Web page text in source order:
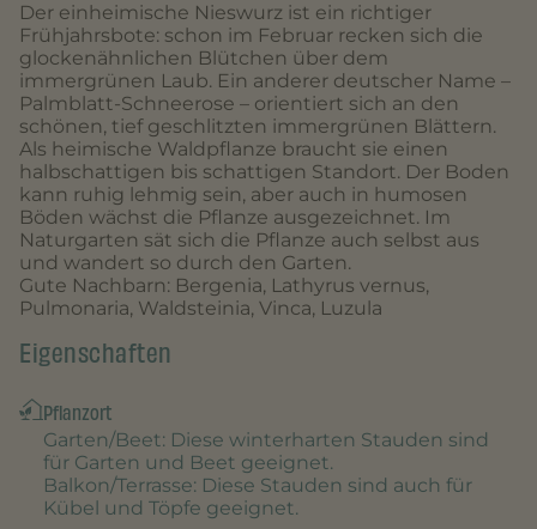
Der einheimische Nieswurz ist ein richtiger
Frühjahrsbote: schon im Februar recken sich die
glockenähnlichen Blütchen über dem
immergrünen Laub. Ein anderer deutscher Name –
Palmblatt-Schneerose – orientiert sich an den
schönen, tief geschlitzten immergrünen Blättern.
Als heimische Waldpflanze braucht sie einen
halbschattigen bis schattigen Standort. Der Boden
kann ruhig lehmig sein, aber auch in humosen
Böden wächst die Pflanze ausgezeichnet. Im
Naturgarten sät sich die Pflanze auch selbst aus
und wandert so durch den Garten.
Gute Nachbarn: Bergenia, Lathyrus vernus,
Pulmonaria, Waldsteinia, Vinca, Luzula
Eigenschaften
Pflanzort
Garten/Beet: Diese winterharten Stauden sind
für Garten und Beet geeignet.
Balkon/Terrasse: Diese Stauden sind auch für
Kübel und Töpfe geeignet.